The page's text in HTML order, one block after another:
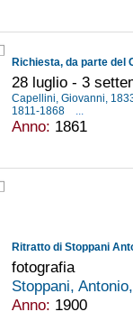
28 luglio - 3
Capellini, Giovanni,
1811-1868
...
Anno: 1861
Ritratto di Stoppani
fotografia
Stoppani,
Anno: 1900